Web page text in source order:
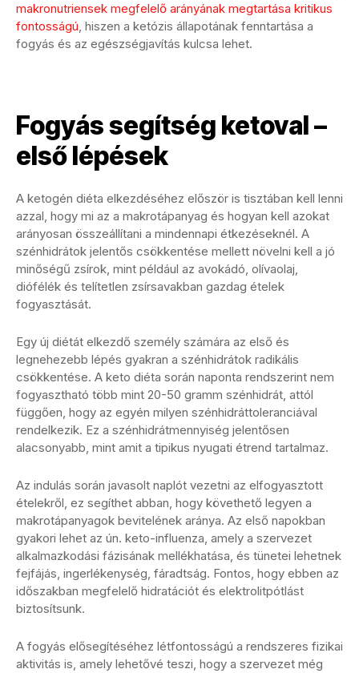
makronutriensek megfelelő arányának megtartása kritikus
fontosságú, hiszen a ketózis állapotának fenntartása a
fogyás és az egészségjavítás kulcsa lehet.
Fogyás segítség ketoval –
első lépések
A ketogén diéta elkezdéséhez először is tisztában kell lenni
azzal, hogy mi az a makrotápanyag és hogyan kell azokat
arányosan összeállítani a mindennapi étkezéseknél. A
szénhidrátok jelentős csökkentése mellett növelni kell a jó
minőségű zsírok, mint például az avokádó, olívaolaj,
diófélék és telítetlen zsírsavakban gazdag ételek
fogyasztását.
Egy új diétát elkezdő személy számára az első és
legnehezebb lépés gyakran a szénhidrátok radikális
csökkentése. A keto diéta során naponta rendszerint nem
fogyasztható több mint 20-50 gramm szénhidrát, attól
függően, hogy az egyén milyen szénhidráttoleranciával
rendelkezik. Ez a szénhidrátmennyiség jelentősen
alacsonyabb, mint amit a tipikus nyugati étrend tartalmaz.
Az indulás során javasolt naplót vezetni az elfogyasztott
ételekről, ez segíthet abban, hogy követhető legyen a
makrotápanyagok bevitelének aránya. Az első napokban
gyakori lehet az ún. keto-influenza, amely a szervezet
alkalmazkodási fázisának mellékhatása, és tünetei lehetnek
fejfájás, ingerlékenység, fáradtság. Fontos, hogy ebben az
időszakban megfelelő hidratációt és elektrolitpótlást
biztosítsunk.
A fogyás elősegítéséhez létfontosságú a rendszeres fizikai
aktivitás is, amely lehetővé teszi, hogy a szervezet még